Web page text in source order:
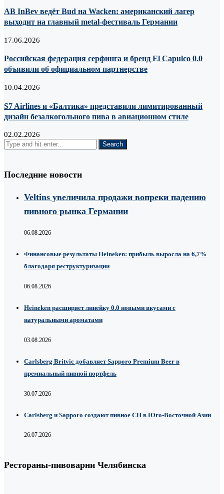
AB InBev ведёт Bud на Wacken: американский лагер
выходит на главный metal-фестиваль Германии
17.06.2026
Российская федерация серфинга и бренд El Capulco 0.0
объявили об официальном партнерстве
10.04.2026
S7 Airlines и «Балтика» представили лимитированный
дизайн безалкогольного пива в авиационном стиле
02.02.2026
Последние новости
Veltins увеличила продажи вопреки падению
пивного рынка Германии
06.08.2026
Финансовые результаты Heineken: прибыль выросла на 6,7%
благодаря реструктуризации
06.08.2026
Heineken расширяет линейку 0.0 новыми вкусами с
натуральными ароматами
03.08.2026
Carlsberg Britvic добавляет Sapporo Premium Beer в
премиальный пивной портфель
30.07.2026
Carlsberg и Sapporo создают пивное СП в Юго-Восточной Азии
26.07.2026
Рестораны-пивоварни Челябинска